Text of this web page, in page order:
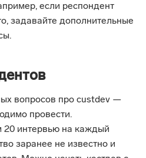
если респондент
задавайте дополнительные
вопросов про custdev —
провести.
20 интервью на каждый
заранее не известно и